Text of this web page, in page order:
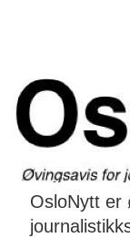
OsloNytt er